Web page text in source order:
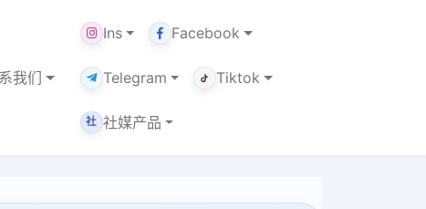
我们
Ins Facebook
Telegram Tiktok
社 社媒产品